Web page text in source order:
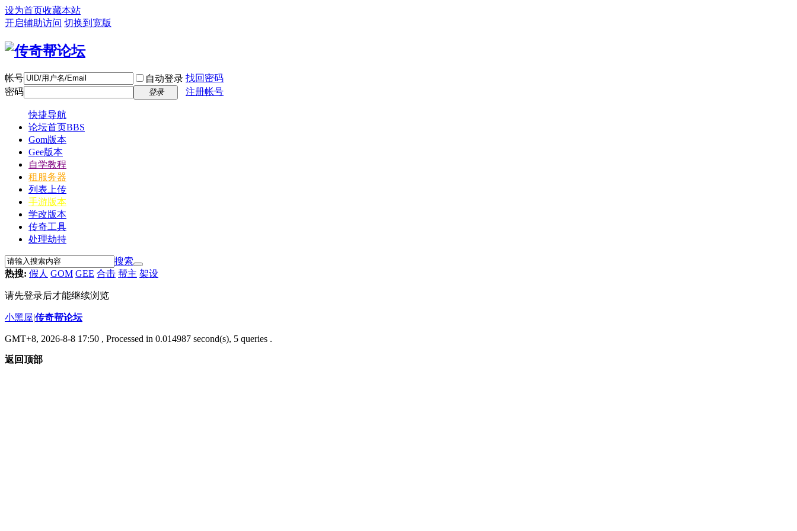
设为首页收藏本站
开启辅助访问 切换到宽版
帐号 自动登录 找回密码
密码
登录 注册帐号
快捷导航
论坛首页BBS
Gom版本
Gee版本
自学教程
租服务器
列表上传
手游版本
学改版本
传奇工具
处理劫持
搜索
热搜: 假人 GOM GEE 合击 帮主 架设
请先登录后才能继续浏览
小黑屋|传奇帮论坛
GMT+8, 2026-8-8 17:50 , Processed in 0.014987 second(s), 5 queries .
返回顶部